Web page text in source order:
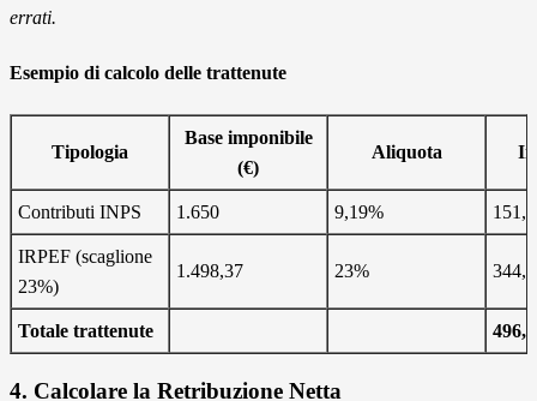
errati.
Esempio di calcolo delle trattenute
Tipologia
Base imponibile
(€)
Aliquota
Contributi INPS 1.650 9,19%
IRPEF (scaglione
23%)
1.498,37 23%
Totale trattenute
4. Calcolare la Retribuzione Netta